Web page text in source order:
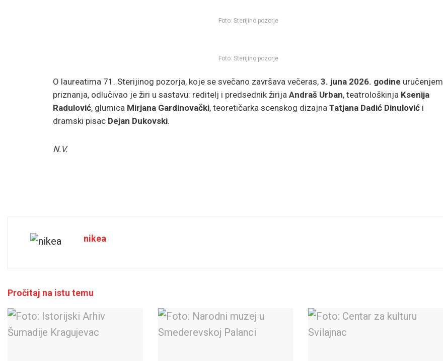
Foto: Sterijino pozorje
Foto: Sterijino pozorje
O laureatima 71. Sterijinog pozorja, koje se svečano završava večeras, 3. juna 2026. godine uručenjem
priznanja, odlučivao je žiri u sastavu: reditelj i predsednik žirija Andraš Urban, teatrološkinja Ksenija
Radulović, glumica Mirjana Gardinovački, teoretičarka scenskog dizajna Tatjana Dadić Dinulović i
dramski pisac Dejan Dukovski.
N.V.
nikea
Pročitaj na istu temu